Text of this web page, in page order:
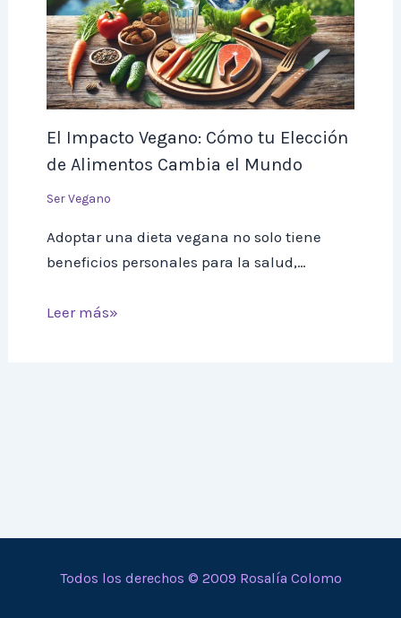
El Impacto Vegano: Cómo tu Elección
de Alimentos Cambia el Mundo
Ser Vegano
Adoptar una dieta vegana no solo tiene
beneficios personales para la salud,…
Leer más»
Todos los derechos © 2009 Rosalía Colomo